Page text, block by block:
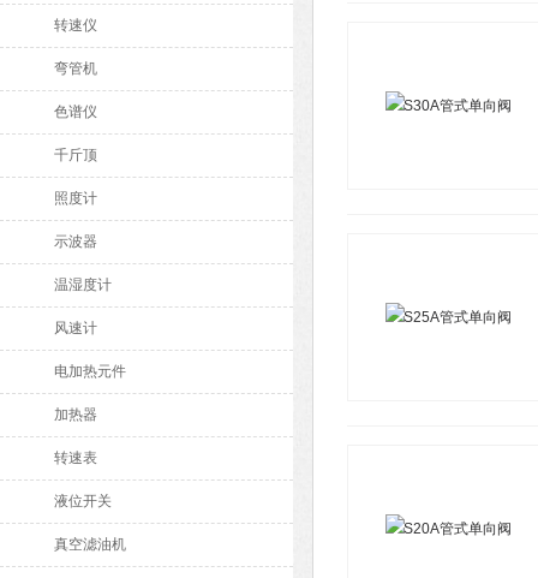
转速仪
弯管机
色谱仪
千斤顶
照度计
示波器
温湿度计
风速计
电加热元件
加热器
转速表
液位开关
真空滤油机